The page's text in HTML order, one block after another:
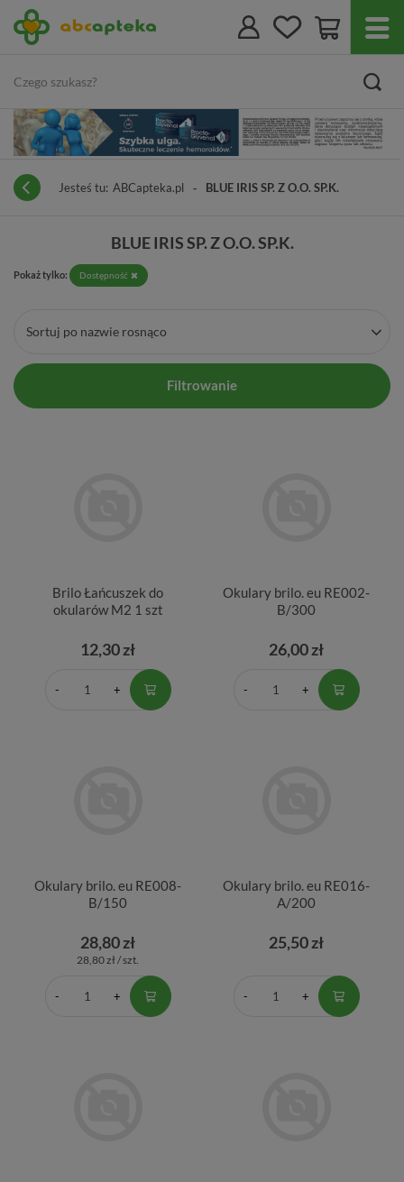
Jesteś tu: ABCapteka.pl BLUE IRIS SP. Z O.O. SP.K.
BLUE IRIS SP. Z O.O. SP.K.
Pokaż tylko: Dostępność
Sortuj po nazwie rosnąco
Filtrowanie
Brilo Łańcuszek do
okularów M2 1 szt
12,30 zł
Okulary brilo. eu RE002-
B/300
26,00 zł
Okulary brilo. eu RE008-
B/150
28,80 zł
28,80 zł / szt.
Okulary brilo. eu RE016-
A/200
25,50 zł